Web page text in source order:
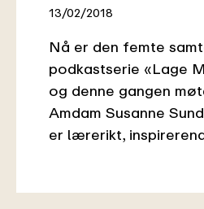
13/02/2018
Nå er den femte
podkastserie «Lage
og denne gangen
Amdam Susanne
er lærerikt,